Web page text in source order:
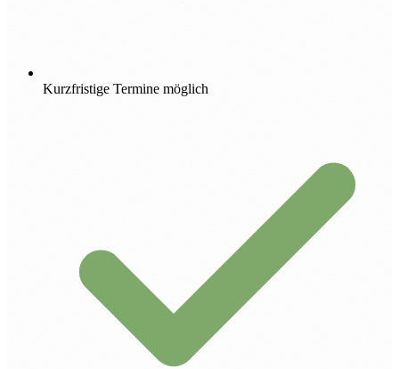
Kurzfristige Termine möglich